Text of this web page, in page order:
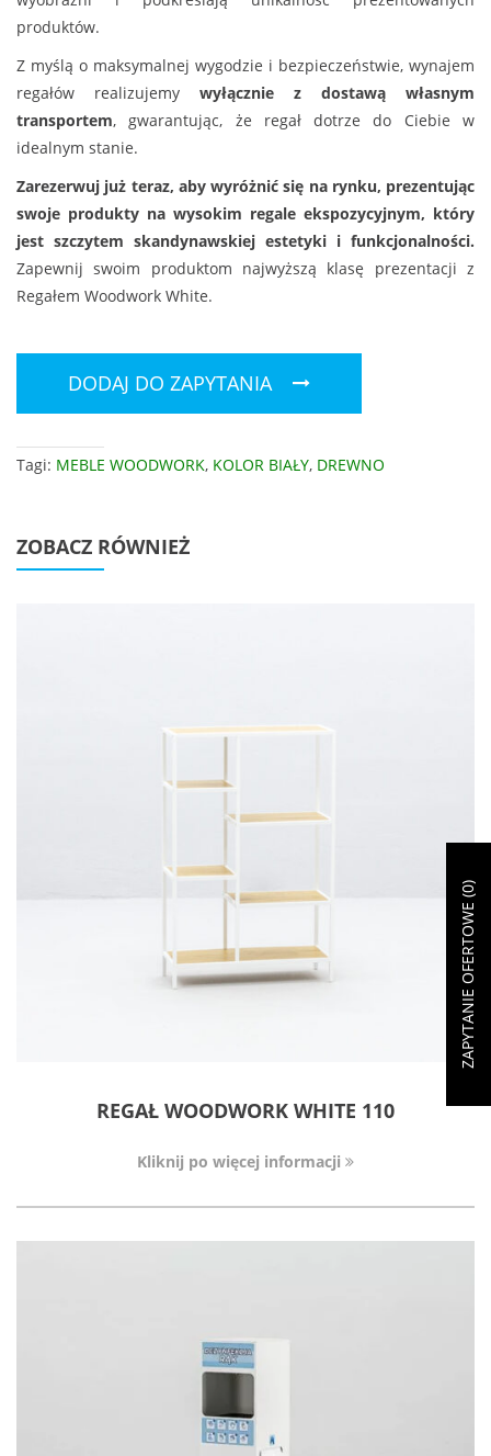
produktów.
Z myślą o maksymalnej wygodzie i bezpieczeństwie, wynajem
regałów realizujemy wyłącznie z dostawą własnym
transportem, gwarantując, że regał dotrze do Ciebie w
idealnym stanie.
Zarezerwuj już teraz, aby wyróżnić się na rynku, prezentując
swoje produkty na wysokim regale ekspozycyjnym, który
jest szczytem skandynawskiej estetyki i funkcjonalności.
Zapewnij swoim produktom najwyższą klasę prezentacji z
Regałem Woodwork White.
DODAJ DO ZAPYTANIA
Tagi: MEBLE WOODWORK, KOLOR BIAŁY, DREWNO
ZOBACZ RÓWNIEŻ
REGAŁ WOODWORK WHITE 110
Kliknij po więcej informacji
ZAPYTANIE OFERTOWE (
0
)